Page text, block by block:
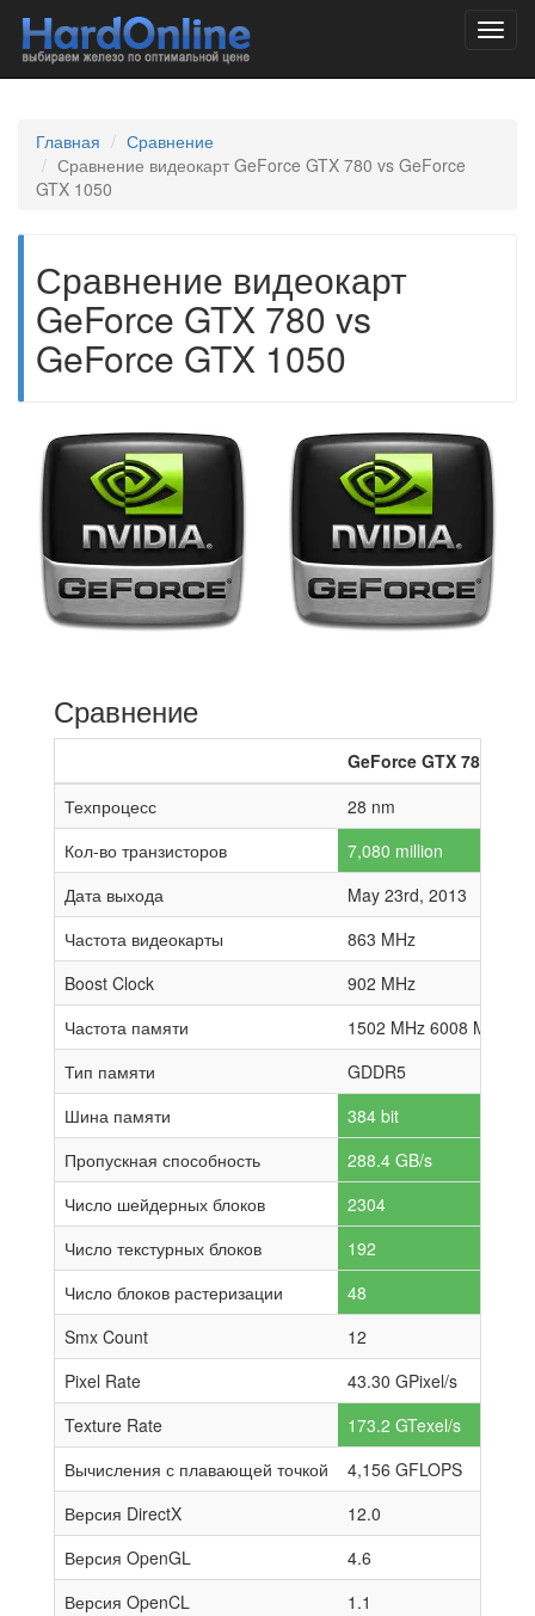
Главная
Сравнение
Сравнение видеокарт GeForce GTX 780 vs GeForce
GTX 1050
Сравнение видеокарт
GeForce GTX 780 vs
GeForce GTX 1050
Сравнение
GeForce GTX 780
Техпроцесс
28 nm
Кол-во транзисторов
7,080 million
Дата выхода
May 23rd, 2013
Частота видеокарты
863 MHz
Boost Clock
902 MHz
Частота памяти
1502 MHz 6008 MHz
Тип памяти
GDDR5
Шина памяти
384 bit
Пропускная способность
288.4 GB/s
Число шейдерных блоков
2304
Число текстурных блоков
192
Число блоков растеризации
48
Smx Count
12
Pixel Rate
43.30 GPixel/s
Texture Rate
173.2 GTexel/s
Вычисления с плавающей точкой
4,156 GFLOPS
Версия DirectX
12.0
Версия OpenGL
4.6
Версия OpenCL
1.1